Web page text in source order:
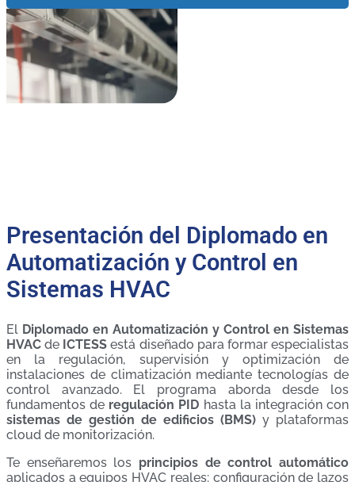
Presentación del Diplomado en
Automatización y Control en
Sistemas HVAC
El Diplomado en Automatización y Control en Sistemas
HVAC de ICTESS está diseñado para formar especialistas
en la regulación, supervisión y optimización de
instalaciones de climatización mediante tecnologías de
control avanzado. El programa aborda desde los
fundamentos de regulación PID hasta la integración con
sistemas de gestión de edificios (BMS) y plataformas
cloud de monitorización.
Te enseñaremos los principios de control automático
aplicados a equipos HVAC reales: configuración de lazos